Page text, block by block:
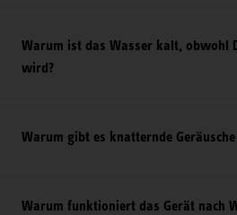
Warum ist das Wasser kalt, obwohl
wird?
Warum gibt es knatternde
Warum funktioniert das Gerät nach